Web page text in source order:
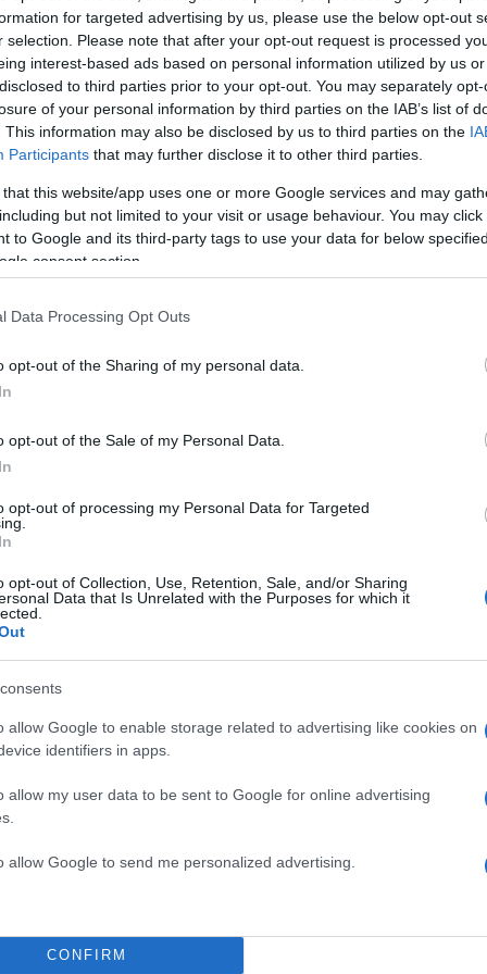
for targeted advertising by us, please use the below opt-out
selection. Please note that after your opt-out request is processed
interest-based ads based on personal information utilized by us
to third parties prior to your opt-out. You may separately
of your personal information by third parties on the IAB’s list of
This information may also be disclosed by us to third parties on the
Participants that may further disclose it to other third parties.
that this website/app uses one or more Google services and may
but not limited to your visit or usage behaviour. You may
to Google and its third-party tags to use your data for below
consent section.
Data Processing Opt Outs
opt-out of the Sharing of my personal data.
opt-out of the Sale of my Personal Data.
opt-out of processing my Personal Data for Targeted
opt-out of Collection, Use, Retention, Sale, and/or Sharing
Data that Is Unrelated with the Purposes for which it
allow Google to enable storage related to advertising like cookies on
identifiers in apps.
allow my user data to be sent to Google for online advertising
allow Google to send me personalized advertising.
CONFIRM
είναι
τον
Υπάρχει φως